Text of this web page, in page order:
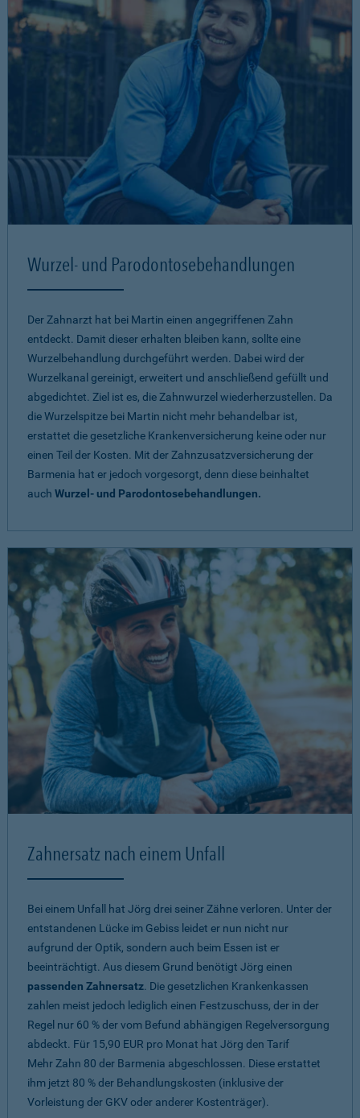
Wurzel- und Parodontosebehandlungen
Der Zahnarzt hat bei Martin einen angegriffenen Zahn
entdeckt. Damit dieser erhalten bleiben kann, sollte eine
Wurzelbehandlung durchgeführt werden. Dabei wird der
Wurzelkanal gereinigt, erweitert und anschließend gefüllt und
abgedichtet. Ziel ist es, die Zahnwurzel wiederherzustellen. Da
die Wurzelspitze bei Martin nicht mehr behandelbar ist,
erstattet die gesetzliche Krankenversicherung keine oder nur
einen Teil der Kosten. Mit der Zahnzusatzversicherung der
Barmenia hat er jedoch vorgesorgt, denn diese beinhaltet
auch Wurzel- und Parodontosebehandlungen.
Zahnersatz nach einem Unfall
Bei einem Unfall hat Jörg drei seiner Zähne verloren. Unter der
entstandenen Lücke im Gebiss leidet er nun nicht nur
aufgrund der Optik, sondern auch beim Essen ist er
beeinträchtigt. Aus diesem Grund benötigt Jörg einen
passenden Zahnersatz. Die gesetzlichen Krankenkassen
zahlen meist jedoch lediglich einen Festzuschuss, der in der
Regel nur 60 % der vom Befund abhängigen Regelversorgung
abdeckt. Für 15,90 EUR pro Monat hat Jörg den Tarif
Mehr Zahn 80 der Barmenia abgeschlossen. Diese erstattet
ihm jetzt 80 % der Behandlungskosten (inklusive der
Vorleistung der GKV oder anderer Kostenträger).